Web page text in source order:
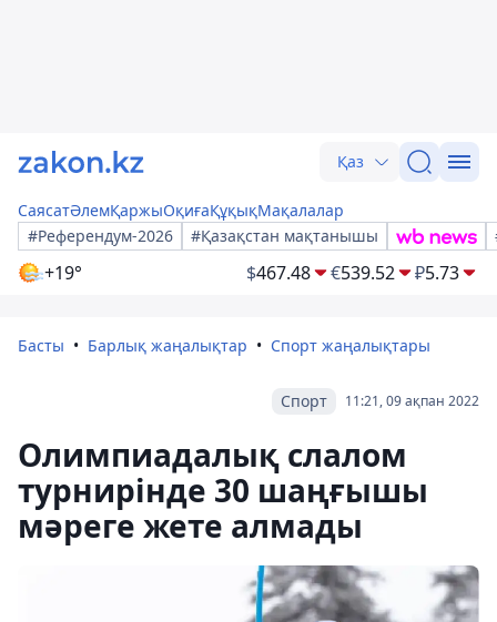
Қаз
СаясатӘлемҚаржыОқиғаҚұқықМақалалар
#Референдум-2026
#Қазақстан мақтанышы
+19° $467.48 €539.52 ₽5.73
Басты Барлық жаңалықтар Спорт жаңалықтары
11:21, 09 ақпан 2022
Спорт
Олимпиадалық слалом
турнирінде 30 шаңғышы
мәреге жете алмады